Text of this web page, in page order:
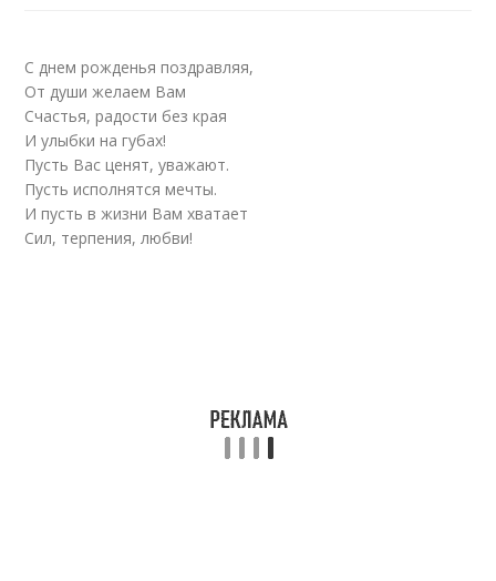
С днем рожденья поздравляя,
От души желаем Вам
Счастья, радости без края
И улыбки на губах!
Пусть Вас ценят, уважают.
Пусть исполнятся мечты.
И пусть в жизни Вам хватает
Сил, терпения, любви!